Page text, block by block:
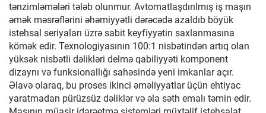
tənzimləmələri tələb olunmur. Avtomatlaşdırılmış iş maşın
əmək məsrəflərini əhəmiyyətli dərəcədə azaldıb böyük
istehsal seriyaları üzrə sabit keyfiyyətin saxlanmasına
kömək edir. Texnologiyasının 100:1 nisbətindən artıq olan
yüksək nisbətli dəlikləri delmə qabiliyyəti komponent
dizaynı və funksionallığı sahəsində yeni imkanlar açır.
Əlavə olaraq, bu proses ikinci əməliyyatlar üçün ehtiyac
yaratmadan pürüzsüz dəliklər və əla səth emalı təmin edir.